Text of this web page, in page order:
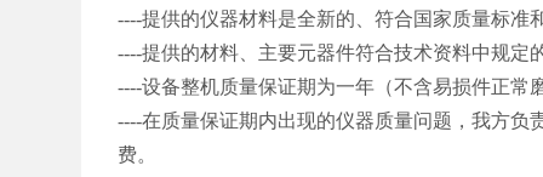
----提供的仪器材料是全新的、符合国家质量标准
----提供的材料、主要元器件符合技术资料中规定
----设备整机质量保证期为一年（不含易损件正常
----在质量保证期内出现的仪器质量问题，我方
费。